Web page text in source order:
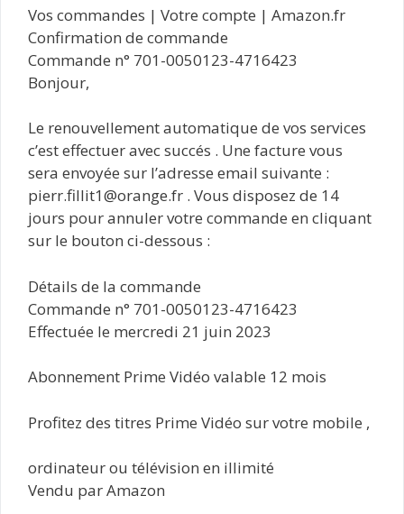
Vos commandes | Votre compte | Amazon.fr
Confirmation de commande
Commande n° 701-0050123-4716423
Bonjour,
Le renouvellement automatique de vos services
c’est effectuer avec succés . Une facture vous
sera envoyée sur l’adresse email suivante :
pierr.fillit1@orange.fr . Vous disposez de 14
jours pour annuler votre commande en cliquant
sur le bouton ci-dessous :
Détails de la commande
Commande n° 701-0050123-4716423
Effectuée le mercredi 21 juin 2023
Abonnement Prime Vidéo valable 12 mois
Profitez des titres Prime Vidéo sur votre mobile ,
ordinateur ou télévision en illimité
Vendu par Amazon